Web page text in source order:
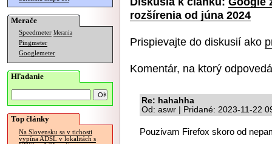
Merače
Speedmeter Merania
Pingmeter
Googlemeter
Hľadanie
Top články
Na Slovensku sa v tichosti
vypína ADSL v lokalitách s
rozšírenia od júna 2024
Prispievajte do diskusií ako
Komentár, na ktorý
Re: hahahha
Od: aswr | Pridané: 2023-11-22
Pouzivam Firefox skoro od